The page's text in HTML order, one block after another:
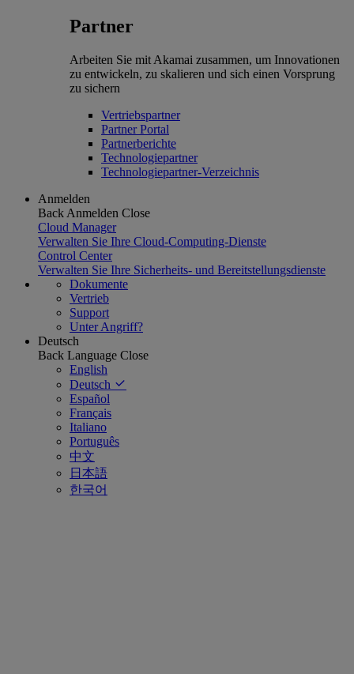
Partner
Arbeiten Sie mit Akamai zusammen, um Innovationen
zu entwickeln, zu skalieren und sich einen Vorsprung
zu sichern
Vertriebspartner
Partner Portal
Partnerberichte
Technologiepartner
Technologiepartner-Verzeichnis
Anmelden
Back Anmelden Close
Cloud Manager
Verwalten Sie Ihre Cloud-Computing-Dienste
Control Center
Verwalten Sie Ihre Sicherheits- und Bereitstellungsdienste
Dokumente
Vertrieb
Support
Unter Angriff?
Deutsch
Back Language Close
English
Deutsch
Español
Français
Italiano
Português
中文
日本語
한국어